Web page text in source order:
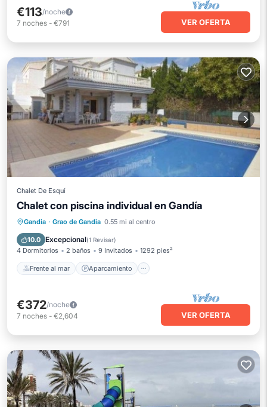
€113/noche
7 noches - €791 VER OFERTA
Chalet De Esquí
Chalet con piscina individual en Gandía
Gandia · Grao de Gandia 0.55 mi al centro
10.0 Excepcional(1 Revisar)
4 Dormitorios 2 baños 9 Invitados 1292 pies²
Frente al mar Aparcamiento
Frente al mar Aparcamiento
Vista al mar
€372/noche
7 noches - €2,604 VER OFERTA